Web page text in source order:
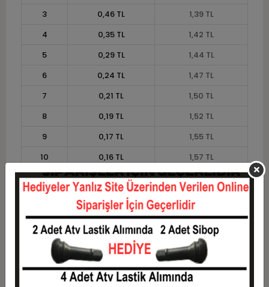
3
0,46 TL
1,39 TL
4
0,35 TL
1,42 TL
5
0,29 TL
1,44 TL
6
0,24 TL
1,47 TL
7
0,21 TL
1,50 TL
8
0,19 TL
1,52 TL
9
0,17 TL
1,55 TL
10
0,16 TL
1,57 TL
11
0,14 TL
1,59 TL
12
0,13 TL 1,61 TL
Taksit Taksit Tutarı
Toplam Tutar
1,30 TL
1,30 TL